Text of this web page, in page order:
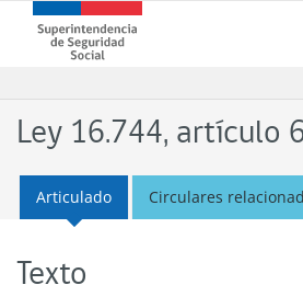
contenido
Superintendencia
de
(SUSESO)
-
de
Chile
Ley 16.744, artículo
Articulado Circulares
Texto